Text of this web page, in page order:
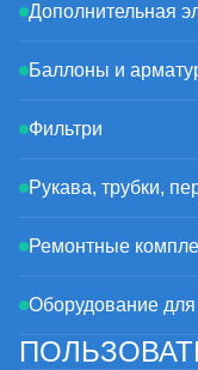
Дополнительная
Баллоны и
Фильтри
Рукава, трубки,
Ремонтные
Оборудование